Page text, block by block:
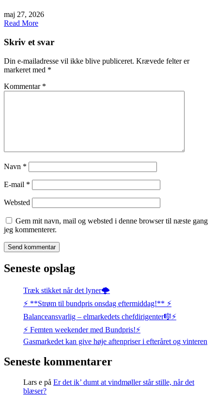
maj 27, 2026
Read More
Skriv et svar
Din e-mailadresse vil ikke blive publiceret. Krævede felter er
markeret med *
Kommentar *
Navn *
E-mail *
Websted
Gem mit navn, mail og websted i denne browser til næste gang
jeg kommenterer.
Seneste opslag
Træk stikket når det lyner🌩️
⚡️ **Strøm til bundpris onsdag eftermiddag!** ⚡️
Balanceansvarlig – elmarkedets chefdirigenter🎼⚡
⚡️ Femten weekender med Bundpris!⚡️
Gasmarkedet kan give høje aftenpriser i efteråret og vinteren
Seneste kommentarer
Lars e på Er det ik’ dumt at vindmøller står stille, når det
blæser?